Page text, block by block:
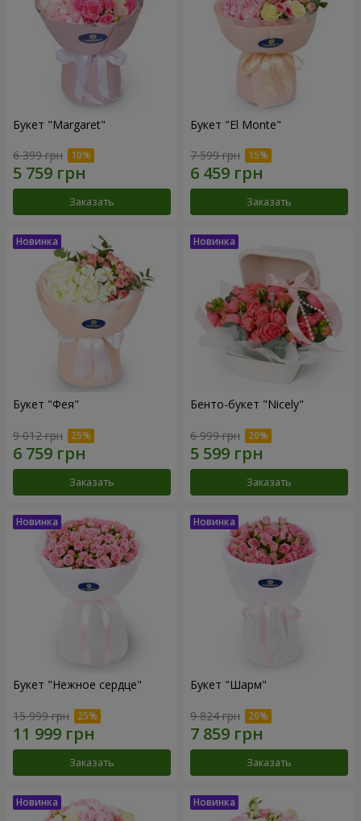
Букет "Margaret"
6 399 грн
Заказать
Букет "El Monte"
7 599 грн
Заказать
Букет "Фея"
9 012 грн
Заказать
Бенто-букет "Nicely"
6 999 грн
Заказать
Букет "Нежное сердце"
15 999 грн
Заказать
Букет "Шарм"
9 824 грн
Заказать